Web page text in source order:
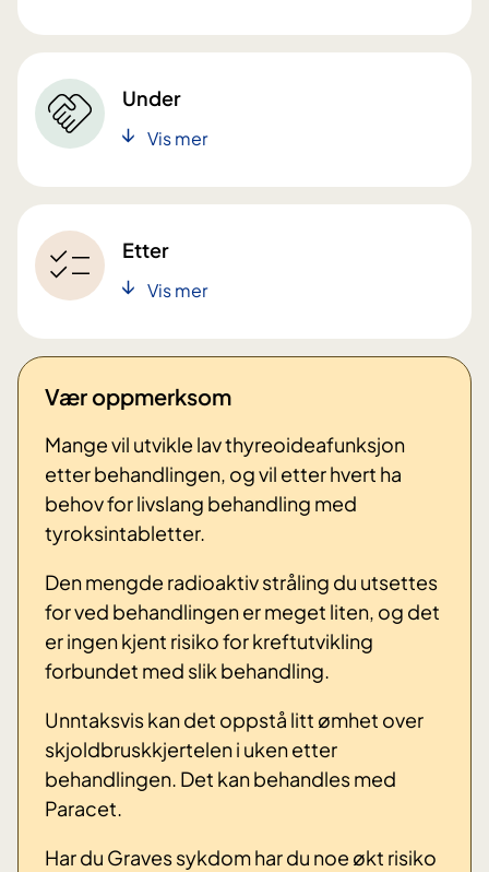
Under
Vis mer
Etter
Vis mer
Vær oppmerksom
Mange vil utvikle lav thyreoideafunksjon
etter behandlingen, og vil etter hvert ha
behov for livslang behandling med
tyroksintabletter.
Den mengde radioaktiv stråling du utsettes
for ved behandlingen er meget liten, og det
er ingen kjent risiko for kreftutvikling
forbundet med slik behandling.
Unntaksvis kan det oppstå litt ømhet over
skjoldbruskkjertelen i uken etter
behandlingen. Det kan behandles med
Paracet.
Har du Graves sykdom har du noe økt risiko